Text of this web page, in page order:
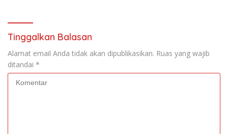
Tinggalkan Balasan
Alamat email Anda tidak akan dipublikasikan. Ruas yang wajib
ditandai *